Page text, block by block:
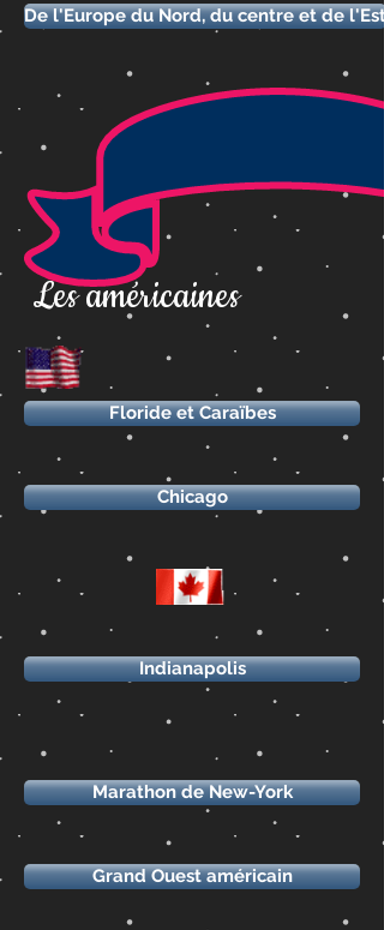
De l'Europe du Nord, du centre et de l'Est
Les américaines
Floride et Caraïbes
Chicago
Indianapolis
Marathon de New-York
Grand Ouest américain